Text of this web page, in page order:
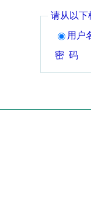
请从以下
用户
密 码